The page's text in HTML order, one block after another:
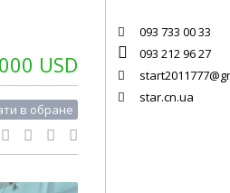
USD
в обране
093 733 00 33
093 212 96 27
star.cn.ua